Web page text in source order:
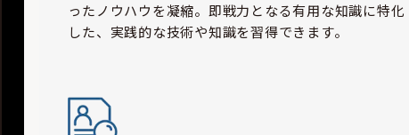
ったノウハウを凝縮。即戦力となる有用な知識に特化
した、実践的な技術や知識を習得できます。